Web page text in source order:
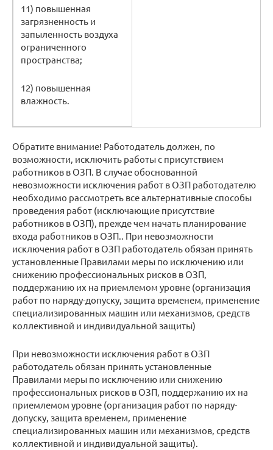
11) повышенная
загрязненность и
запыленность воздуха
ограниченного
пространства;
12) повышенная
влажность.
Обратите внимание! Работодатель должен, по
возможности, исключить работы с присутствием
работников в ОЗП. В случае обоснованной
невозможности исключения работ в ОЗП работодателю
необходимо рассмотреть все альтернативные способы
проведения работ (исключающие присутствие
работников в ОЗП), прежде чем начать планирование
входа работников в ОЗП.. При невозможности
исключения работ в ОЗП работодатель обязан принять
установленные Правилами меры по исключению или
снижению профессиональных рисков в ОЗП,
поддержанию их на приемлемом уровне (организация
работ по наряду-допуску, защита временем, применение
специализированных машин или механизмов, средств
коллективной и индивидуальной защиты)
При невозможности исключения работ в ОЗП
работодатель обязан принять установленные
Правилами меры по исключению или снижению
профессиональных рисков в ОЗП, поддержанию их на
приемлемом уровне (организация работ по наряду-
допуску, защита временем, применение
специализированных машин или механизмов, средств
коллективной и индивидуальной защиты).